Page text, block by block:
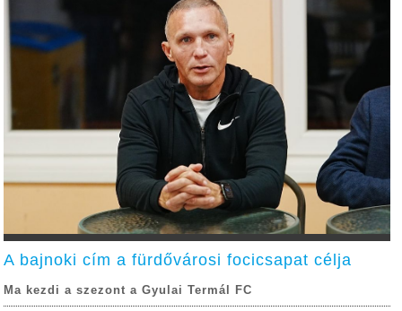
A bajnoki cím a fürdővárosi focicsapat célja
Ma kezdi a szezont a Gyulai Termál FC